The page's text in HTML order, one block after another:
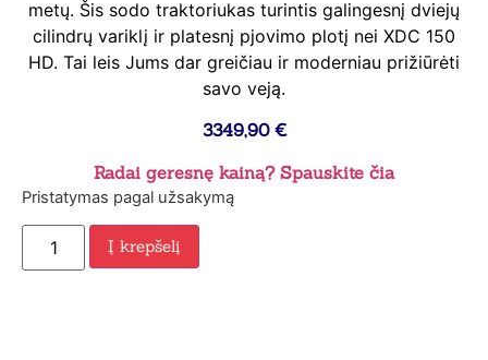
metų. Šis sodo traktoriukas turintis galingesnį dviejų
cilindrų variklį ir platesnį pjovimo plotį nei XDC 150
HD. Tai leis Jums dar greičiau ir moderniau prižiūrėti
savo veją.
3349,90 €
Radai geresnę kainą? Spauskite čia
Pristatymas pagal užsakymą
Į krepšelį